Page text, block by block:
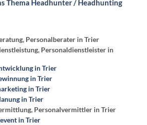
Thema Headhunter / Headhunting
Personalberater in Trier
Personaldienstleister in
in Trier
in Trier
in Trier
in Trier
Personalvermittler in Trier
in Trier